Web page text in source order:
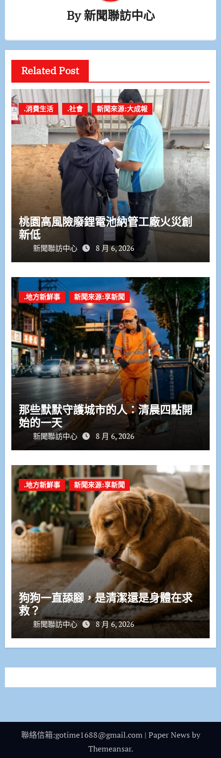
By新聞聯訪中心
Related Post
.消費生活 .社會 新聞來源:大成報
桃園高風險廢鋰電池納管工廠火災創
新低
新聞聯訪中心 8 月 6, 2026
.地方新鮮事 新聞來源:享新聞
那些默默守護城市的人：清晨四點開
始的一天
新聞聯訪中心 8 月 6, 2026
.地方新鮮事 新聞來源:享新聞
狗狗一直舔腳，是清潔還是身體在求
救？
新聞聯訪中心 8 月 6, 2026
聯絡信箱:gotime1688@gmail.com | Paper News by
Themeansar.